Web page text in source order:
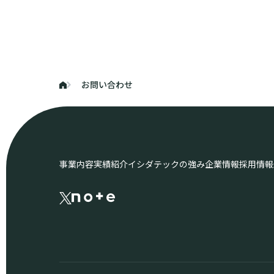
お問い合わせ
事業内容実績紹介イシダテックの強み企業情報採用情報